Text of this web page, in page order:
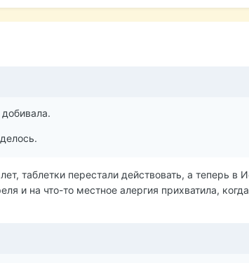
таблетки перестали действовать, а теперь в
и на что-то местное алергия прихватила,